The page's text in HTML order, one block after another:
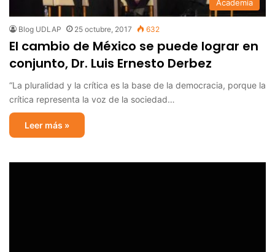
Academia
Blog UDLAP 25 octubre, 2017 632
El cambio de México se puede lograr en
conjunto, Dr. Luis Ernesto Derbez
“La pluralidad y la crítica es la base de la democracia, porque la
crítica representa la voz de la sociedad…
Leer más »